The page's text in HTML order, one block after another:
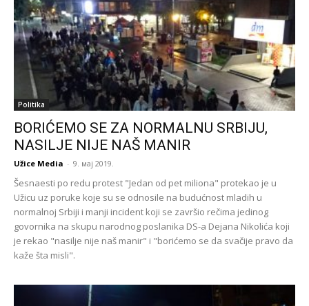
Politika
BORIĆEMO SE ZA NORMALNU SRBIJU,
NASILJE NIJE NAŠ MANIR
Užice Media - 9. мај 2019.
Šesnaesti po redu protest "Jedan od pet miliona" protekao je u
Užicu uz poruke koje su se odnosile na budućnost mladih u
normalnoj Srbiji i manji incident koji se završio rečima jedinog
govornika na skupu narodnog poslanika DS-a Dejana Nikolića koji
je rekao "nasilje nije naš manir" i "borićemo se da svačije pravo da
kaže šta misli".